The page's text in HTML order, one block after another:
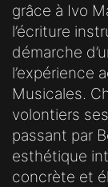
grâce à Ivo
l’écriture
démarche
l’expérience
Musicales.
volontiers
passant par
esthétique
concrète et